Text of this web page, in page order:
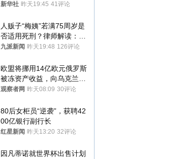
新华社 昨天19:45 41评论
人贩子“梅姨”若满75周岁是
否适用死刑？律师解读：很
大概率不会被判处死刑
九派新闻 昨天19:48 126评论
欧盟将挪用14亿欧元俄罗斯
被冻资产收益，向乌克兰提
供援助
观察者网 昨天08:09 30评论
80后女柜员“逆袭”，获聘42
00亿银行副行长
红星新闻 昨天13:20 32评论
因凡蒂诺就世界杯出售计划